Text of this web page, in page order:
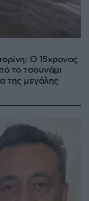
Ο 15χρονος
το τσουνάμι
της μεγάλης